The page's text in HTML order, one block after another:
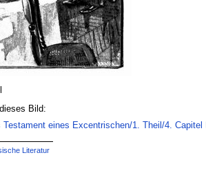
Bild:
eines Excentrischen/1. Theil/4. Capitel
Literatur